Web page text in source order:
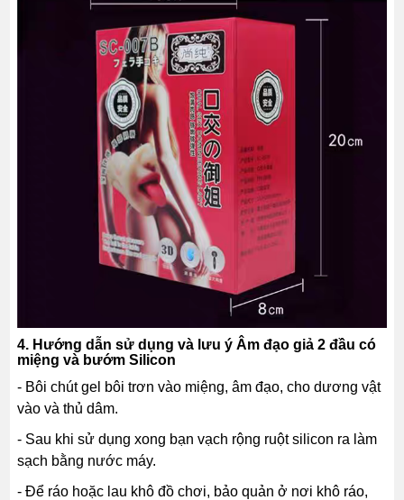
4. Hướng dẫn sử dụng và lưu ý Âm đạo giả 2 đầu có
miệng và bướm Silicon
- Bôi chút gel bôi trơn vào miệng, âm đạo, cho dương vật
vào và thủ dâm.
- Sau khi sử dụng xong bạn vạch rộng ruột silicon ra làm
sạch bằng nước máy.
- Để ráo hoặc lau khô đồ chơi, bảo quản ở nơi khô ráo,